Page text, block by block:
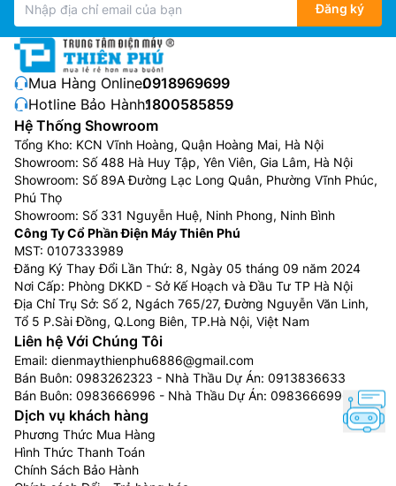
Đăng ký
Mua Hàng Online:0918969699
Hotline Bảo Hành:1800585859
Hệ Thống Showroom
Tổng Kho: KCN Vĩnh Hoàng, Quận Hoàng Mai, Hà Nội
Showroom: Số 488 Hà Huy Tập, Yên Viên, Gia Lâm, Hà Nội
Showroom: Số 89A Đường Lạc Long Quân, Phường Vĩnh Phúc,
Phú Thọ
Showroom: Số 331 Nguyễn Huệ, Ninh Phong, Ninh Bình
Công Ty Cổ Phần Điện Máy Thiên Phú
MST: 0107333989
Đăng Ký Thay Đổi Lần Thứ: 8, Ngày 05 tháng 09 năm 2024
Nơi Cấp: Phòng DKKD - Sở Kế Hoạch và Đầu Tư TP Hà Nội
Địa Chỉ Trụ Sở: Số 2, Ngách 765/27, Đường Nguyễn Văn Linh,
Tổ 5 P.Sài Đồng, Q.Long Biên, TP.Hà Nội, Việt Nam
Liên hệ Với Chúng Tôi
Email: dienmaythienphu6886@gmail.com
Bán Buôn: 0983262323 - Nhà Thầu Dự Án: 0913836633
Bán Buôn: 0983666996 - Nhà Thầu Dự Án: 0983666996
Dịch vụ khách hàng
Phương Thức Mua Hàng
Hình Thức Thanh Toán
Chính Sách Bảo Hành